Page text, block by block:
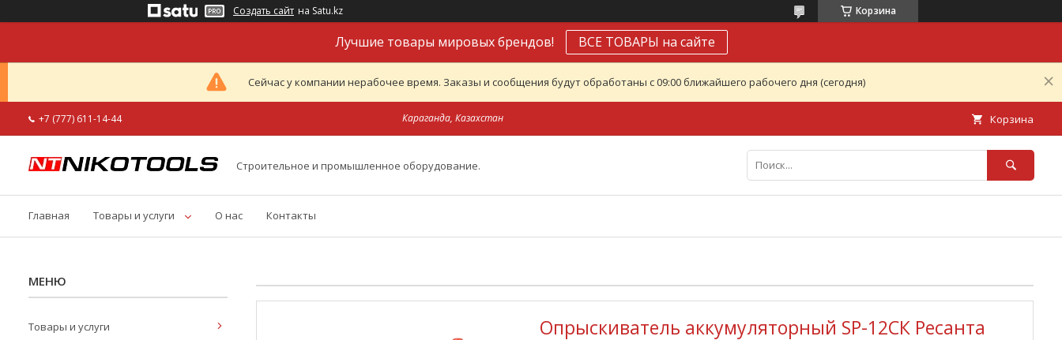
Создать сайт на Satu.kz Корзина
Лучшие товары мировых брендов! ВСЕ ТОВАРЫ на сайте
Сейчас у компании нерабочее время. Заказы и сообщения будут обработаны с 09:00 ближайшего рабочего дня (сегодня)
+7 (777) 611-14-44 Караганда, Казахстан Корзина
Строительное и промышленное оборудование.
Главная Товары и услуги О нас Контакты
Опрыскиватель аккумуляторный SP-12СК Ресанта
Товары и услуги